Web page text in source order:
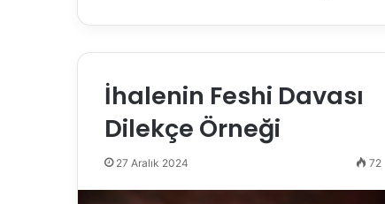
İhalenin Feshi Davası
Dilekçe Örneği
27 Aralık 2024 72